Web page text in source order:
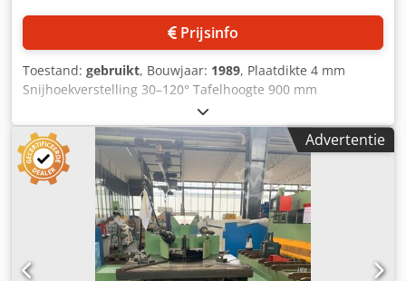
Prijsinfo
Toestand: gebruikt, Bouwjaar: 1989, Plaatdikte 4 mm
Snijhoekverstelling 30–120° Tafelhoogte 900 mm
Chjdpfxeyv N Hlj Aagja Machinenummer 407
Machinegewicht ca. 760 kg Benodigde ruimte ca.
1300x1000x1150 mm
Advertentie